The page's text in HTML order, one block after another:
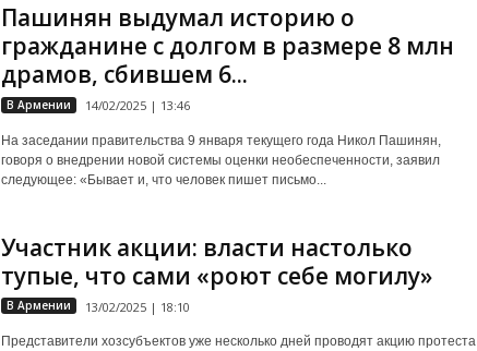
Пашинян выдумал историю о
гражданине с долгом в размере 8 млн
драмов, сбившем 6...
В Армении 14/02/2025 | 13:46
На заседании правительства 9 января текущего года Никол Пашинян,
говоря о внедрении новой системы оценки необеспеченности, заявил
следующее: «Бывает и, что человек пишет письмо...
Участник акции: власти настолько
тупые, что сами «роют себе могилу»
В Армении 13/02/2025 | 18:10
Представители хозсубъектов уже несколько дней проводят акцию протеста